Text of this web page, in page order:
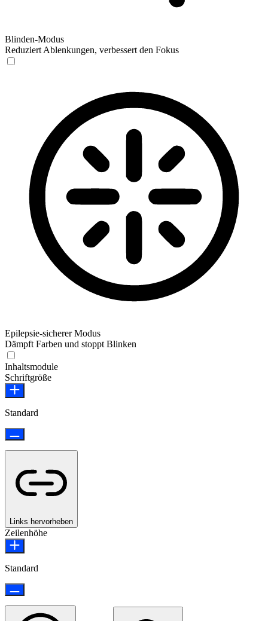
Blinden-Modus
Reduziert Ablenkungen, verbessert den Fokus
Epilepsie-sicherer Modus
Dämpft Farben und stoppt Blinken
Inhaltsmodule
Schriftgröße
Standard
Links hervorheben
Zeilenhöhe
Standard